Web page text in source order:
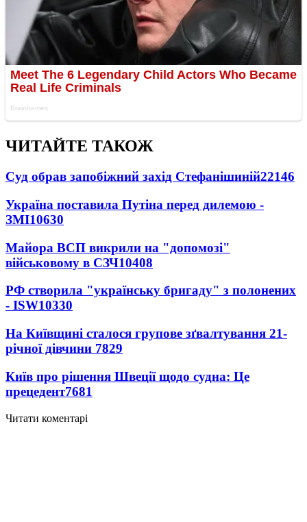
ЧИТАЙТЕ ТАКОЖ
Суд обрав запобіжний захід Стефанішиній22146
Україна поставила Путіна перед дилемою -
ЗМІ10630
Майора ВСП викрили на "допомозі"
військовому в СЗЧ10408
РФ створила "українську бригаду" з полонених
- ISW10330
На Київщині сталося групове зґвалтування 21-
річної дівчини 7829
Київ про рішення Швеції щодо судна: Це
прецедент7681
Читати коментарі